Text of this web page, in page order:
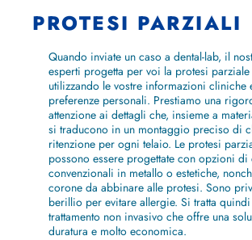
PROTESI PARZIALI
Quando inviate un caso a dental-lab, il
esperti progetta per voi la protesi
utilizzando le vostre informazioni cliniche
preferenze personali. Prestiamo una
attenzione ai dettagli che, insieme a
si traducono in un montaggio preciso di
ritenzione per ogni telaio. Le protesi
possono essere progettate con opzioni di
convenzionali in metallo o estetiche,
corone da abbinare alle protesi. Sono
berillio per evitare allergie. Si tratta
trattamento non invasivo che offre una
duratura e molto economica.